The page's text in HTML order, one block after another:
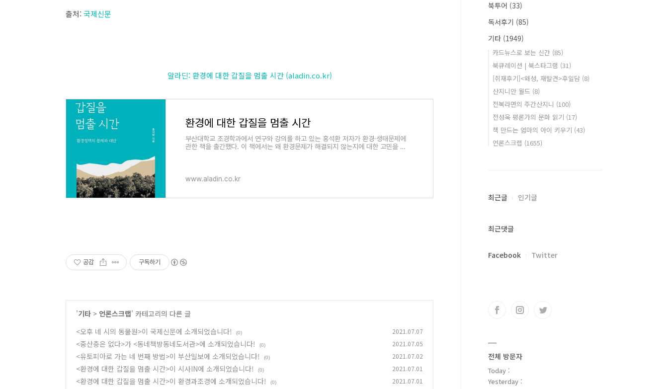
출처: 국제신문
알라딘: 환경에 대한 갑질을 멈출 시간 (aladin.co.kr)
환경에 대한 갑질을 멈출 시간
부산대학교 조경학과에서 연구와 강의를 하고 있는 홍석환 저자가 환경·생태문제에
관한 책을 출간했다. 이 책에서는 왜 환경문제가 해결되지 않는지에 대한 고민을 자
www.aladin.co.kr
공감 구독하기
'기타 > 언론스크랩' 카테고리의 다른 글
<오후 네 시의 동물원>이 국제신문에 소개되었습니다!
(0) 2021.07.07
<중산층은 없다>가 <동네책방동네도서관>에 소개되었습니다! (0) 2021.07.05
<유토피아로 가는 네 번째 방법>이 부산일보에 소개되었습니다! (0) 2021.07.02
<환경에 대한 갑질을 멈출 시간>이 시사IN에 소개되었습니다! (0) 2021.07.01
<환경에 대한 갑질을 멈출 시간>이 환경과조경에 소개되었습니다! (0) 2021.07.01
북투어 (33)
독서후기 (85)
기타 (1949)
카드뉴스로 보는 신간 (85)
북큐레이션 | 북스타그램 (31)
[취재후기]<왜성, 재발견>후일담 (8)
산지니안 월드 (8)
전복라면의 주간산지니 (100)
전성욱 평론가의 문화 읽기 (17)
책 만드는 엄마의 아이 키우기 (43)
언론스크랩 (1655)
최근글 인기글
최근댓글
Facebook Twitter
전체 방문자
Today :
Yesterday :